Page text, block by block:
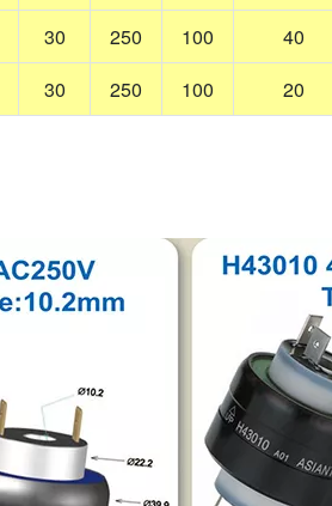
30 250 100 40
30 250 100 20